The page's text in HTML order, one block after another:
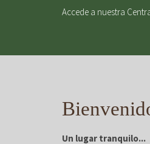
Accede a nuestra
Un lugar tranquilo...